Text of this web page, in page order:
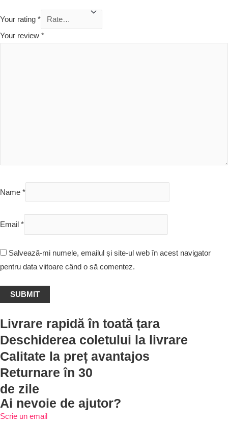
Your rating *
Your review *
Name *
Email *
Salvează-mi numele, emailul și site-ul web în acest navigator
pentru data viitoare când o să comentez.
Livrare rapidă în toată țara
Deschiderea coletului la livrare
Calitate la preț avantajos
Returnare în 30
de zile
Ai nevoie de ajutor?
Scrie un email